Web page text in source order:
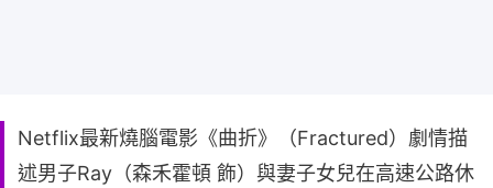
Netflix最新燒腦電影《曲折》（Fractured）劇情描
述男子Ray（森禾霍頓 飾）與妻子女兒在高速公路休